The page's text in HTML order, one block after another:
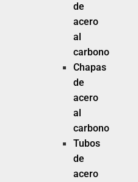
de
acero
al
carbono
Chapas
de
acero
al
carbono
Tubos
de
acero